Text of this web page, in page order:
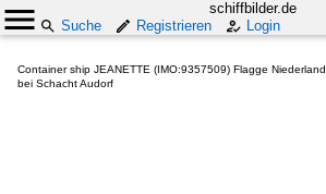
schiffbilder.de
Suche
Registrieren Login
Container ship JEANETTE (IMO:9357509) Flagge
bei Schacht Audorf